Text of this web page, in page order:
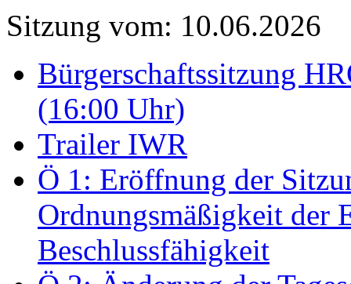
Sitzung vom: 10.06.2026
Bürgerschaftssitzung
(16:00 Uhr)
Trailer IWR
Ö 1: Eröffnung der
Ordnungsmäßigkeit der
Beschlussfähigkeit